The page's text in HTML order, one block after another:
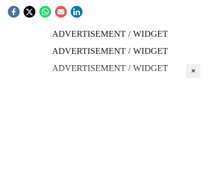
ADVERTISEMENT / WIDGET
ADVERTISEMENT / WIDGET
ADVERTISEMENT / WIDGET
×